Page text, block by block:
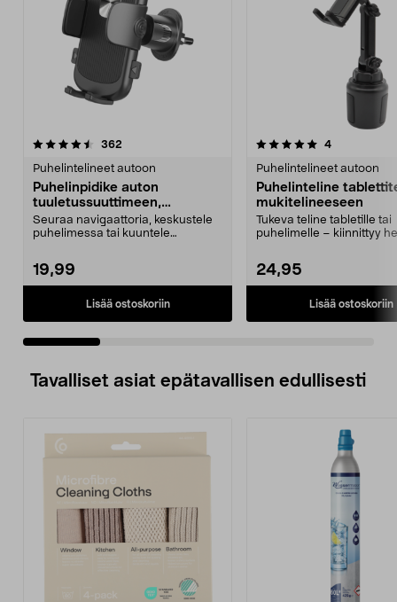
362
Puhelintelineet autoon
Puhelinpidike auton
tuuletussuuttimeen,
puristuskiinnike
Seuraa navigaattoria, keskustele
puhelimessa tai kuuntele
19,99
Lisää ostoskoriin
5.0 viidestä
4arvostelut
Puhelintelineet autoon
Puhelinteline
mukitelineeseen
Tukeva teline tabletille tai
puhelimelle – kiinnittyy
24,95
Lisää ostoskoriin
3.5 viidestä
Tavalliset asiat epätavallisen edullisesti